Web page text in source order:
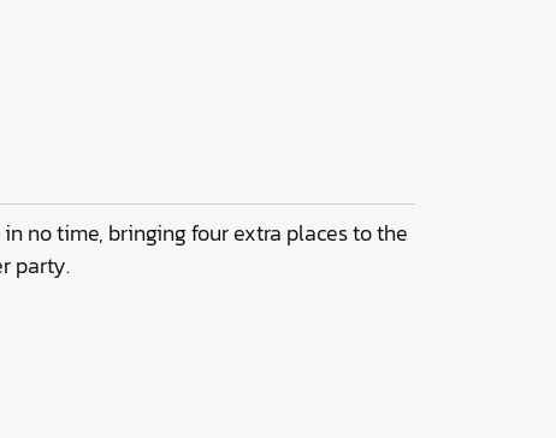
no time, bringing four extra places to the
party.